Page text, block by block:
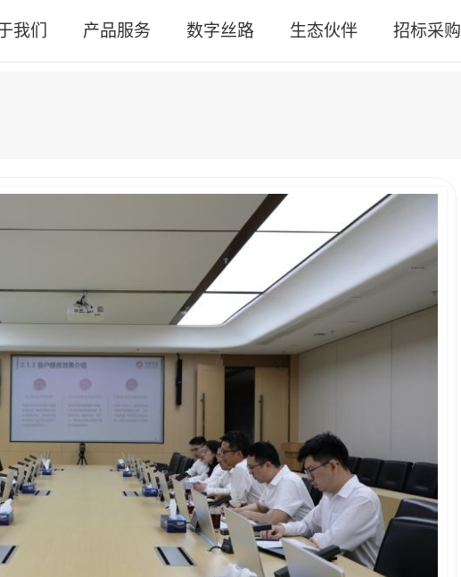
我们 产品服务 数字丝路 生态伙伴 招标采购